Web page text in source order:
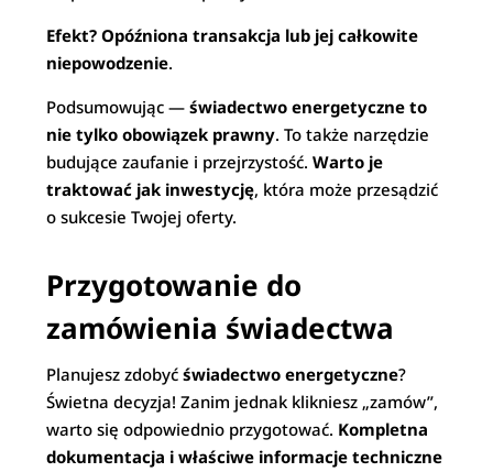
Efekt? Opóźniona transakcja lub jej całkowite
niepowodzenie.
Podsumowując —świadectwo energetyczne to
nie tylko obowiązek prawny. To także narzędzie
budujące zaufanie i przejrzystość.Warto je
traktować jak inwestycję, która może przesądzić
o sukcesie Twojej oferty.
Przygotowanie do
zamówienia świadectwa
Planujesz zdobyćświadectwo energetyczne?
Świetna decyzja! Zanim jednak klikniesz „zamów”,
warto się odpowiednio przygotować. Kompletna
dokumentacja i właściwe informacje techniczne